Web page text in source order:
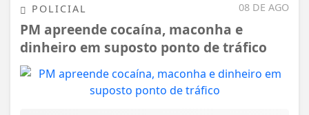
08 DE AGO
POLICIAL
PM apreende cocaína, maconha e
dinheiro em suposto ponto de tráfico